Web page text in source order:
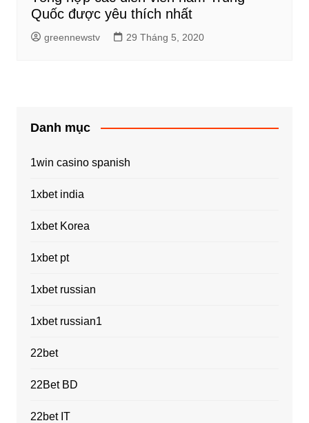
Quốc được yêu thích nhất
greennewstv 29 Tháng 5, 2020
Danh mục
1win casino spanish
1xbet india
1xbet Korea
1xbet pt
1xbet russian
1xbet russian1
22bet
22Bet BD
22bet IT